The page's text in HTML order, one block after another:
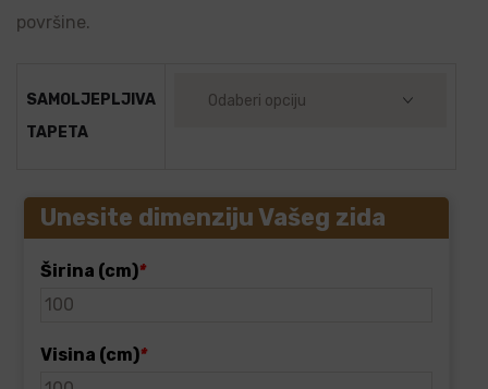
površine.
SAMOLJEPLJIVA
TAPETA
Unesite dimenziju Vašeg zida
Širina (cm)*
Visina (cm)*